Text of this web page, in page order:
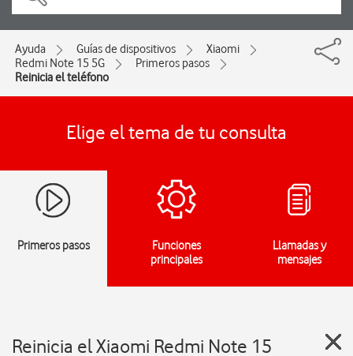
Ayuda Guías de dispositivos
Xiaomi
Redmi Note 15 5G
Primeros pasos
Reinicia el teléfono
Elige el tema de tu consulta
Primeros pasos
Funciones
principales
Llamadas y
mensajes
Reinicia el Xiaomi Redmi Note 15